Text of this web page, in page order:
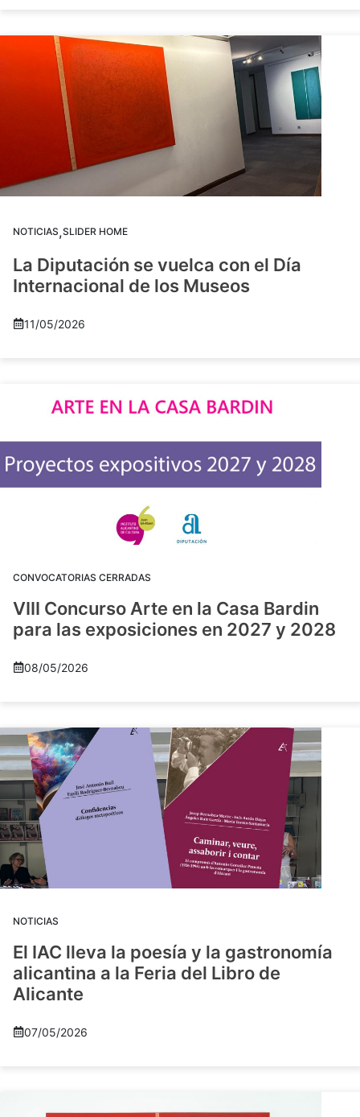
NOTICIAS,SLIDER HOME
La Diputación se vuelca con el Día
Internacional de los Museos
11/05/2026
CONVOCATORIAS CERRADAS
VIII Concurso Arte en la Casa Bardin
para las exposiciones en 2027 y 2028
08/05/2026
NOTICIAS
El IAC lleva la poesía y la gastronomía
alicantina a la Feria del Libro de
Alicante
07/05/2026